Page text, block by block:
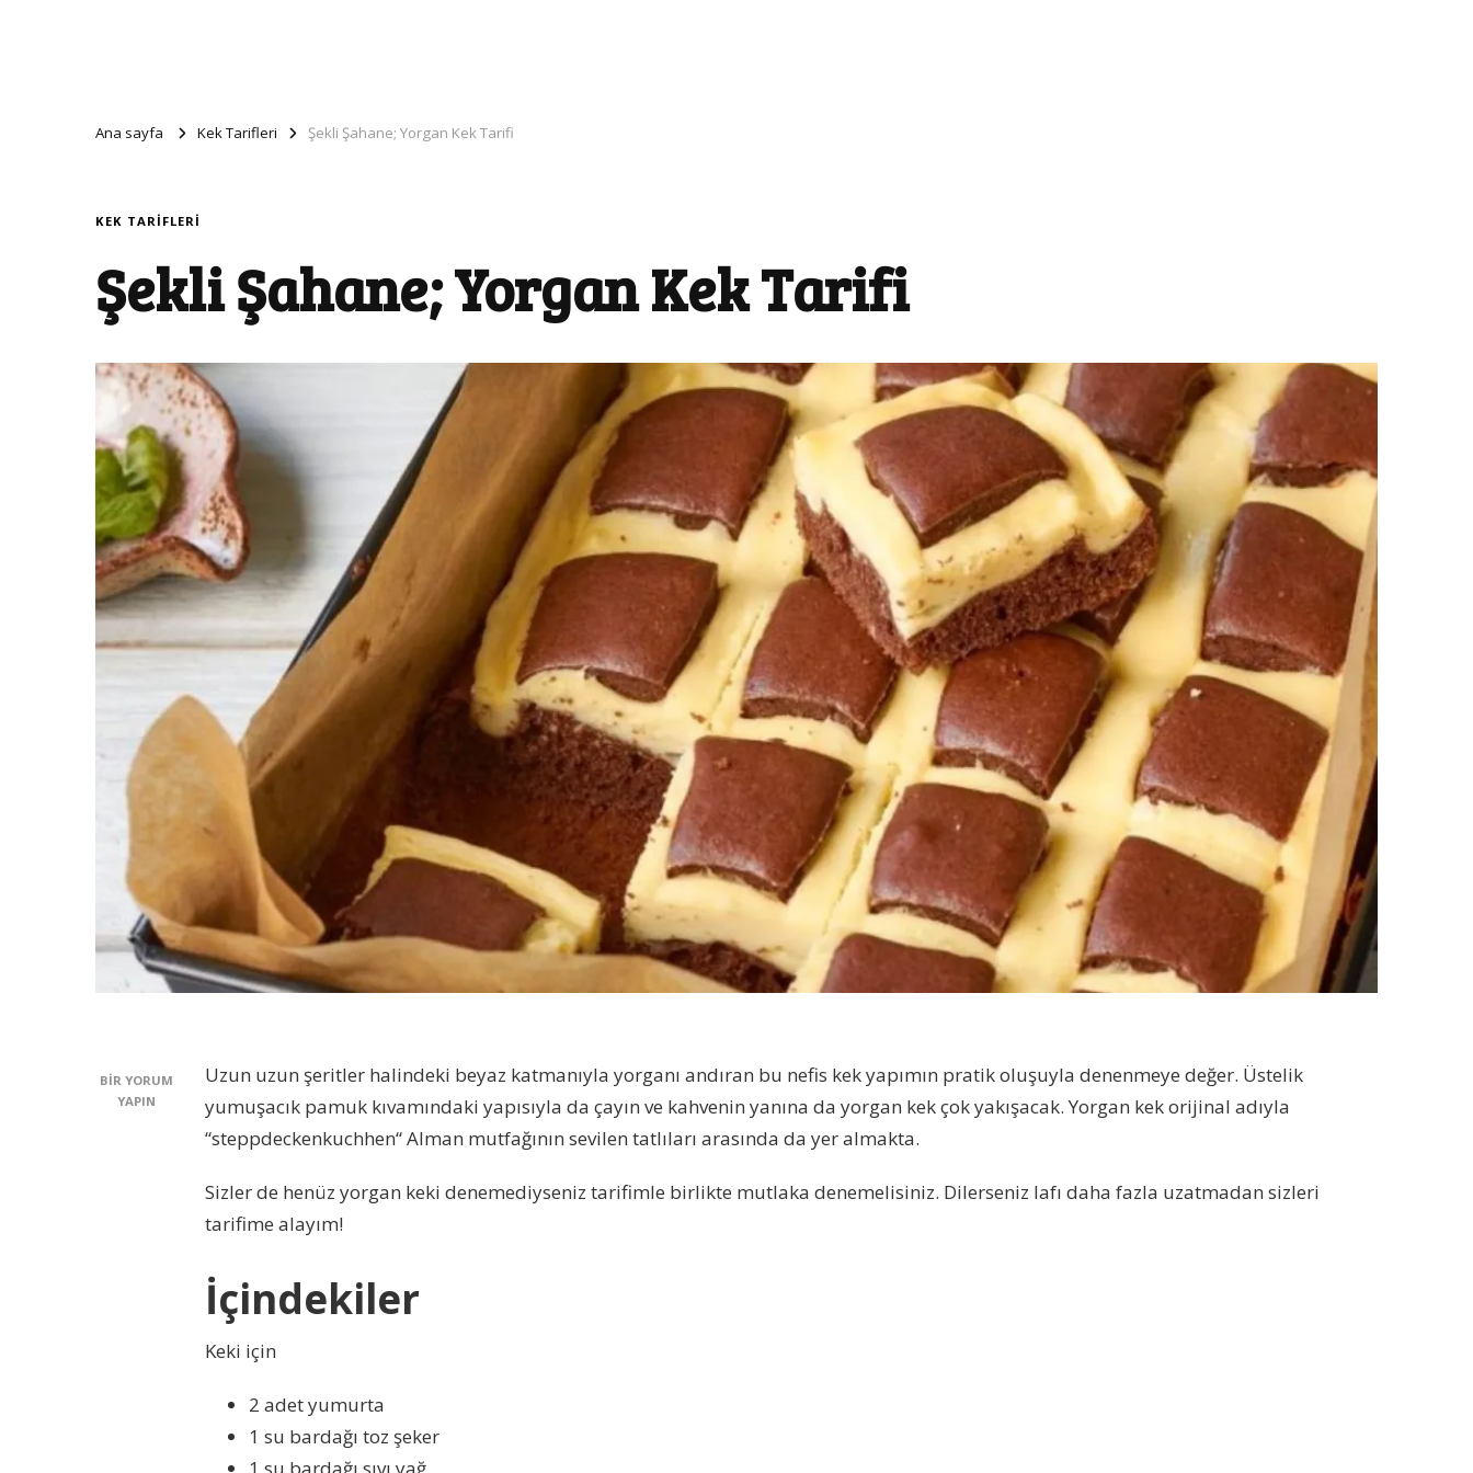
Ana sayfa Kek Tarifleri Şekli Şahane; Yorgan Kek Tarifi
KEK TARIFLERI
Şekli Şahane; Yorgan Kek Tarifi
ŞEKLI
ŞAHANE;
BIR YORUM
YAPIN
Uzun uzun şeritler halindeki beyaz katmanıyla yorganı andıran bu nefis kek yapımın pratik oluşuyla denenmeye değer. Üstelik
yumuşacık pamuk kıvamındaki yapısıyla da çayın ve kahvenin yanına da yorgan kek çok yakışacak. Yorgan kek orijinal adıyla
“steppdeckenkuchhen“ Alman mutfağının sevilen tatlıları arasında da yer almakta.
Sizler de henüz yorgan keki denemediyseniz tarifimle birlikte mutlaka denemelisiniz. Dilerseniz lafı daha fazla uzatmadan sizleri
tarifime alayım!
İçindekiler
Keki için
2 adet yumurta
1 su bardağı toz şeker
1 su bardağı sıvı yağ